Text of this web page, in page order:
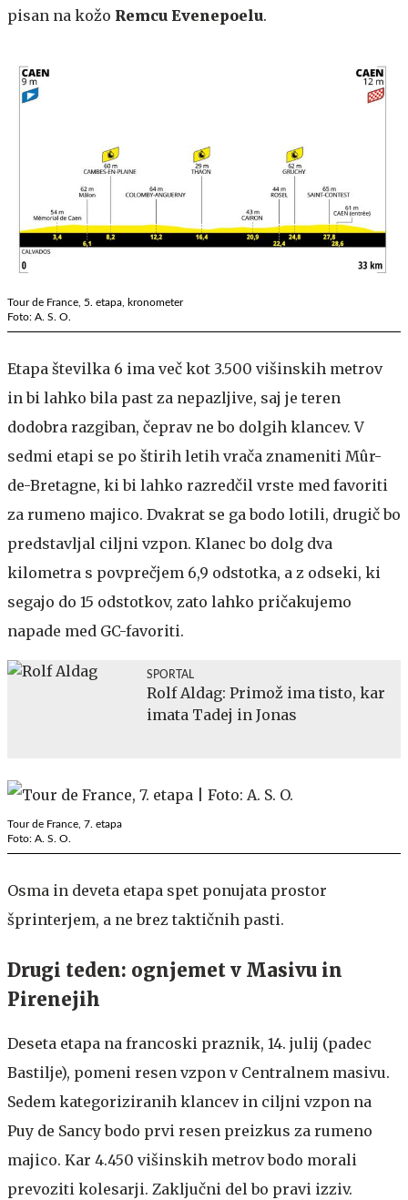
pisan na kožo Remcu Evenepoelu.
Tour de France, 5. etapa, kronometer
Foto: A. S. O.
Etapa številka 6 ima več kot 3.500 višinskih metrov
in bi lahko bila past za nepazljive, saj je teren
dodobra razgiban, čeprav ne bo dolgih klancev. V
sedmi etapi se po štirih letih vrača znameniti Mûr-
de-Bretagne, ki bi lahko razredčil vrste med favoriti
za rumeno majico. Dvakrat se ga bodo lotili, drugič bo
predstavljal ciljni vzpon. Klanec bo dolg dva
kilometra s povprečjem 6,9 odstotka, a z odseki, ki
segajo do 15 odstotkov, zato lahko pričakujemo
napade med GC-favoriti.
SPORTAL
Rolf Aldag: Primož ima tisto, kar
imata Tadej in Jonas
Tour de France, 7. etapa
Foto: A. S. O.
Osma in deveta etapa spet ponujata prostor
šprinterjem, a ne brez taktičnih pasti.
Drugi teden: ognjemet v Masivu in
Pirenejih
Deseta etapa na francoski praznik, 14. julij (padec
Bastilje), pomeni resen vzpon v Centralnem masivu.
Sedem kategoriziranih klancev in ciljni vzpon na
Puy de Sancy bodo prvi resen preizkus za rumeno
majico. Kar 4.450 višinskih metrov bodo morali
prevoziti kolesarji. Zaključni del bo pravi izziv.